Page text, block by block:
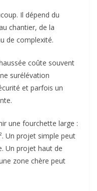
Il dépend du
chantier, de la
de complexité.
coûte souvent
surélévation
et parfois un
une fourchette large :
Un projet simple peut
Un projet haut de
zone chère peut